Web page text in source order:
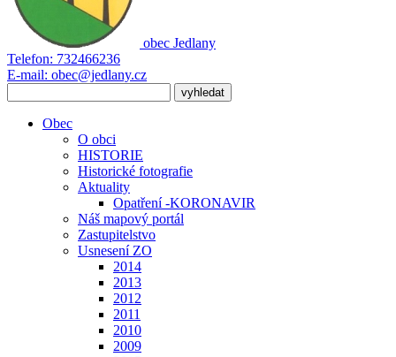
obec Jedlany
Telefon: 732466236
E-mail: obec@jedlany.cz
Obec
O obci
HISTORIE
Historické fotografie
Aktuality
Opatření -KORONAVIR
Náš mapový portál
Zastupitelstvo
Usnesení ZO
2014
2013
2012
2011
2010
2009